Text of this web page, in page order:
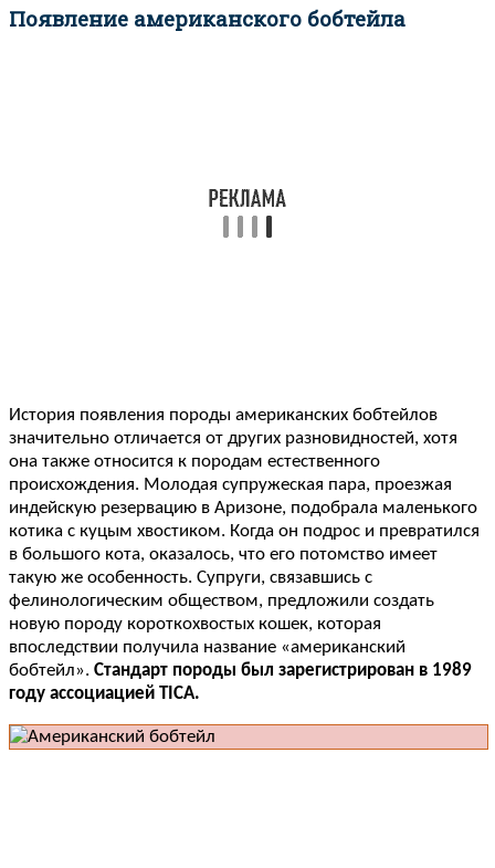
Появление американского бобтейла
История появления породы американских бобтейлов
значительно отличается от других разновидностей, хотя
она также относится к породам естественного
происхождения. Молодая супружеская пара, проезжая
индейскую резервацию в Аризоне, подобрала маленького
котика с куцым хвостиком. Когда он подрос и превратился
в большого кота, оказалось, что его потомство имеет
такую же особенность. Супруги, связавшись с
фелинологическим обществом, предложили создать
новую породу короткохвостых кошек, которая
впоследствии получила название «американский
бобтейл». Стандарт породы был зарегистрирован в 1989
году ассоциацией TICA.